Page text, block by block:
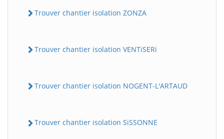
Trouver chantier isolation ZONZA
Trouver chantier isolation VENTiSERi
Trouver chantier isolation NOGENT-L'ARTAUD
Trouver chantier isolation SiSSONNE